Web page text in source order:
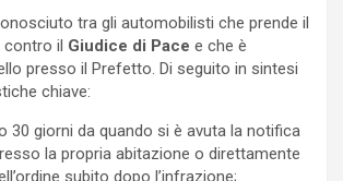
tra gli automobilisti che prende il
il Giudice di Pace e che è
presso il Prefetto. Di seguito in sintesi
chiave:
30 giorni da quando si è avuta la notifica
la propria abitazione o direttamente
subito dopo l’infrazione;